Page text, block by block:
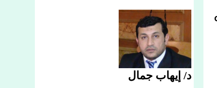
د/ إيهاب جمال